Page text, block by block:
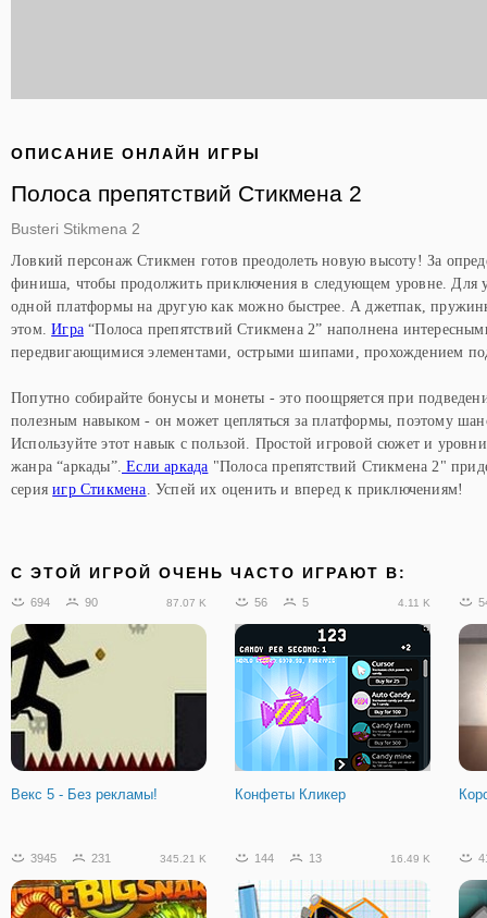
ОПИСАНИЕ ОНЛАЙН ИГРЫ
Полоса препятствий Стикмена 2
Busteri Stikmena 2
Ловкий персонаж Стикмен готов преодолеть новую высоту! За
финиша, чтобы продолжить приключения в следующем уровне. Для
одной платформы на другую как можно быстрее. А джетпак,
этом.Игра “Полоса препятствий Стикмена 2” наполнена
передвигающимися элементами, острыми шипами, прохождением
Попутно собирайте бонусы и монеты - это поощряется при
полезным навыком - он может цепляться за платформы, поэтому
Используйте этот навык с пользой. Простой игровой сюжет и
жанра “аркады”. Если аркада "Полоса препятствий Стикмена 2"
серияигр Стикмена . Успей их оценить и вперед к приключениям!
C ЭТОЙ ИГРОЙ ОЧЕНЬ ЧАСТО ИГРАЮТ В:
694 90 87.07 K
Векс 5 - Без рекламы!
56 5 4.11 K
Конфеты Кликер
3945 231 345.21 K 144 13 16.49 K